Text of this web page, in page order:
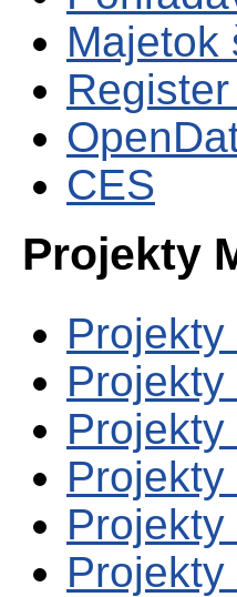
Majetok
CES
Projekty
Projekty
Projekty
Projekty
Projekty
Projekty